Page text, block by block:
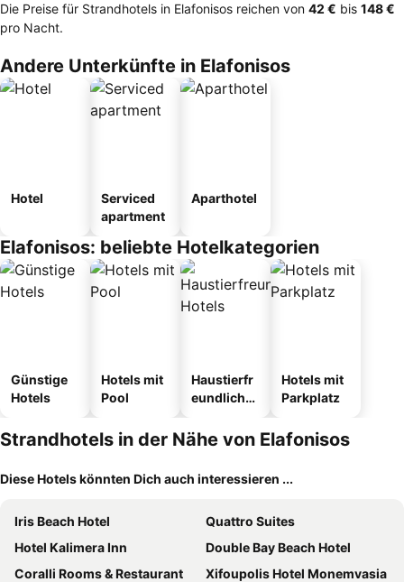
Die Preise für Strandhotels in Elafonisos reichen von ‎42 € bis ‎148 €
pro Nacht.
Andere Unterkünfte in Elafonisos
Hotel
Serviced
apartment
Aparthotel
Elafonisos: beliebte Hotelkategorien
Günstige
Hotels
Hotels mit
Pool
Haustierfr
eundliche
Hotels mit
Parkplatz
Strandhotels in der Nähe von Elafonisos
Diese Hotels könnten Dich auch interessieren ...
Iris Beach Hotel
Quattro Suites
Hotel Kalimera Inn
Double Bay Beach Hotel
Coralli Rooms & Restaurant
Xifoupolis Hotel Monemvasia